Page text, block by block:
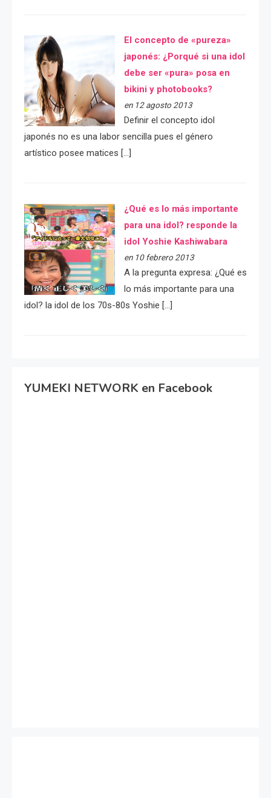
El concepto de «pureza»
japonés: ¿Porqué si una idol
debe ser «pura» posa en
bikini y photobooks?
en 12 agosto 2013
Definir el concepto idol
japonés no es una labor sencilla pues el género
artístico posee matices […]
¿Qué es lo más importante
para una idol? responde la
idol Yoshie Kashiwabara
en 10 febrero 2013
A la pregunta expresa: ¿Qué es
lo más importante para una
idol? la idol de los 70s-80s Yoshie […]
YUMEKI NETWORK en Facebook